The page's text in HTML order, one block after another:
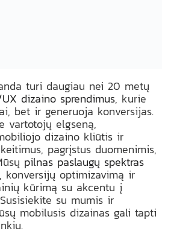
turi daugiau nei 20 metų
dizaino sprendimus, kurie
bet ir generuoja konversijas.
vartotojų elgseną,
dizaino kliūtis ir
pagrįstus duomenimis,
pilnas paslaugų spektras
konversijų optimizavimą ir
kūrimą su akcentu į
su mumis ir
mobilusis dizainas gali tapti